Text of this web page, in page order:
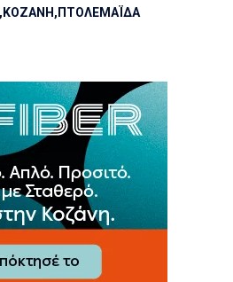
ΚΟΖΑΝΗ ΠΤΟΛΕΜΑΪΔΑ